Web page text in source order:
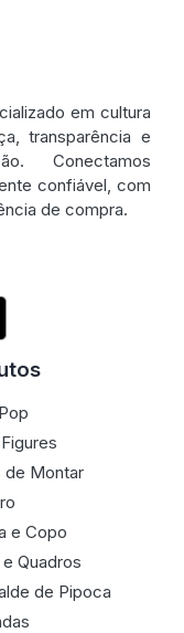
em cultura
transparência e
Conectamos
confiável, com
de compra.
de Montar
e Copo
Quadros
de Pipoca